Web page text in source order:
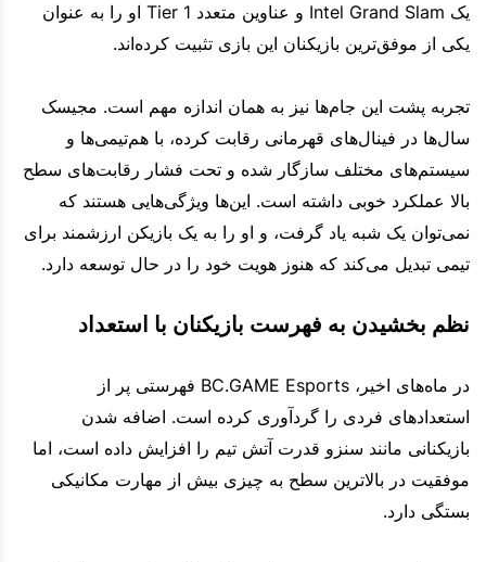
یک Intel Grand Slam و عناوین متعدد Tier 1 او را به عنوان
یکی از موفق‌ترین بازیکنان این بازی تثبیت کرده‌اند.
تجربه پشت این جام‌ها نیز به همان اندازه مهم است. مجیسک
سال‌ها در فینال‌های قهرمانی رقابت کرده، با هم‌تیمی‌ها و
سیستم‌های مختلف سازگار شده و تحت فشار رقابت‌های سطح
بالا عملکرد خوبی داشته است. این‌ها ویژگی‌هایی هستند که
نمی‌توان یک شبه یاد گرفت، و او را به یک بازیکن ارزشمند برای
تیمی تبدیل می‌کند که هنوز هویت خود را در حال توسعه دارد.
نظم بخشیدن به فهرست بازیکنان با استعداد
در ماه‌های اخیر، BC.GAME Esports فهرستی پر از
استعدادهای فردی را گردآوری کرده است. اضافه شدن
بازیکنانی مانند سنزو قدرت آتش تیم را افزایش داده است، اما
موفقیت در بالاترین سطح به چیزی بیش از مهارت مکانیکی
بستگی دارد.